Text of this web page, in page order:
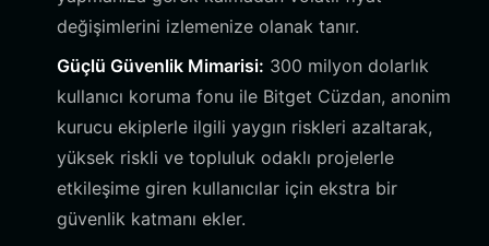
değişimlerini izlemenize olanak tanır.
Güçlü Güvenlik Mimarisi: 300 milyon dolarlık
kullanıcı koruma fonu ile Bitget Cüzdan, anonim
kurucu ekiplerle ilgili yaygın riskleri azaltarak,
yüksek riskli ve topluluk odaklı projelerle
etkileşime giren kullanıcılar için ekstra bir
güvenlik katmanı ekler.